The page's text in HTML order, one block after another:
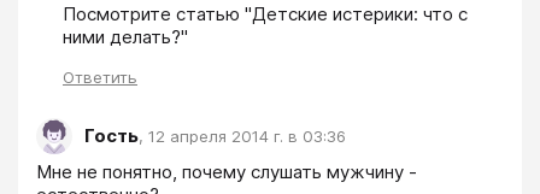
Посмотрите статью "Детские истерики: что с
ними делать?"
Ответить
Гость, 12 апреля 2014 г. в 03:36
Мне не понятно, почему слушать мужчину -